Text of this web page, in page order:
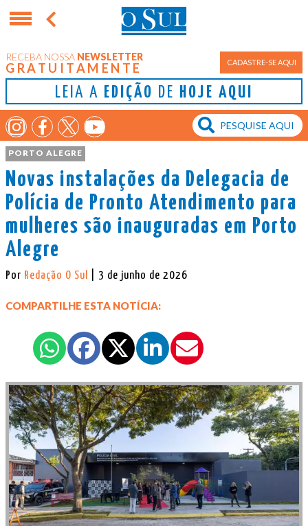
RECEBA NOSSA NEWSLETTER
GRATUITAMENTE CADASTRE-SE AQUI
LEIA A EDIÇÃO DE HOJE AQUI
PORTO ALEGRE
Novas instalações da Delegacia de
Polícia de Pronto Atendimento para
mulheres são inauguradas em Porto
Alegre
Por Redação O Sul | 3 de junho de 2026
COMPARTILHE ESTA NOTÍCIA: